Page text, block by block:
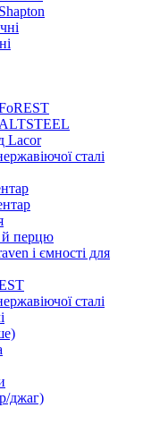
Lacor
сталі
й перцю
і ємності для
сталі
джаг)